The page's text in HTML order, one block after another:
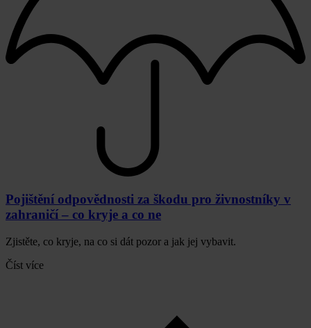
Pojištění odpovědnosti za škodu pro živnostníky v
zahraničí – co kryje a co ne
Zjistěte, co kryje, na co si dát pozor a jak jej vybavit.
Číst více